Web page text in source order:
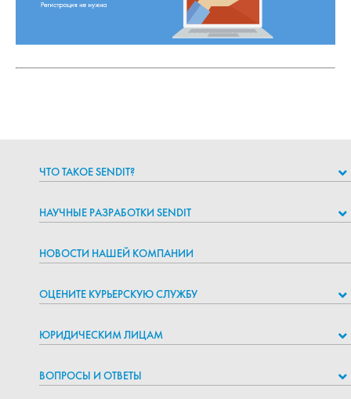
ЧТО ТАКОЕ SENDIT?
НАУЧНЫЕ РАЗРАБОТКИ SENDIT
НОВОСТИ НАШЕЙ КОМПАНИИ
ОЦЕНИТЕ КУРЬЕРСКУЮ СЛУЖБУ
ЮРИДИЧЕСКИМ ЛИЦАМ
ВОПРОСЫ И ОТВЕТЫ